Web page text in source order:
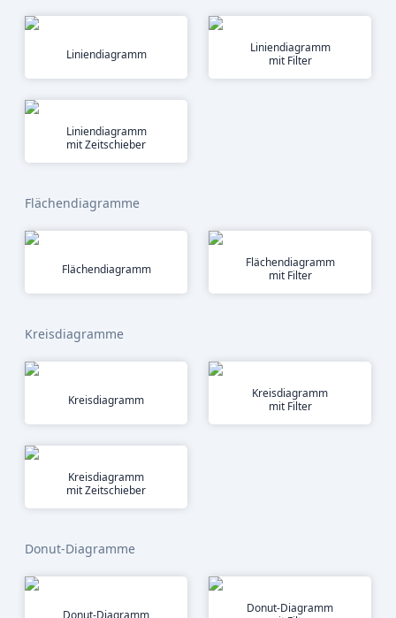
Liniendiagramm
Liniendiagramm
mit Filter
Liniendiagramm
mit Zeitschieber
Flächendiagramme
Flächendiagramm
Flächendiagramm
mit Filter
Kreisdiagramme
Kreisdiagramm
Kreisdiagramm
mit Filter
Kreisdiagramm
mit Zeitschieber
Donut-Diagramme
Donut-Diagramm
Donut-Diagramm